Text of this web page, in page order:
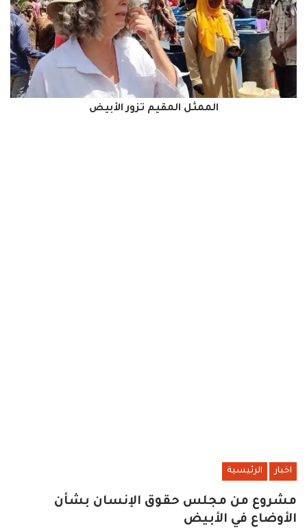
الممثل المقيم تزور الأبيض
اخبار الرئيسية
مشروع من مجلس حقوق الإنسان بشأن
الأوضاع في الأبيض